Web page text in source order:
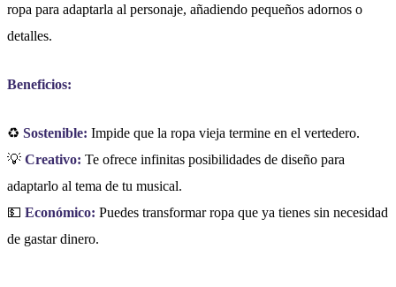
ropa para adaptarla al personaje, añadiendo pequeños adornos o
detalles.
Beneficios:
♻️ Sostenible: Impide que la ropa vieja termine en el vertedero.
💡 Creativo: Te ofrece infinitas posibilidades de diseño para
adaptarlo al tema de tu musical.
💵 Económico: Puedes transformar ropa que ya tienes sin necesidad
de gastar dinero.